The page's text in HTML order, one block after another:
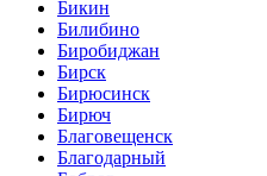
Бикин
Билибино
Биробиджан
Бирск
Бирюсинск
Бирюч
Благовещенск
Благодарный